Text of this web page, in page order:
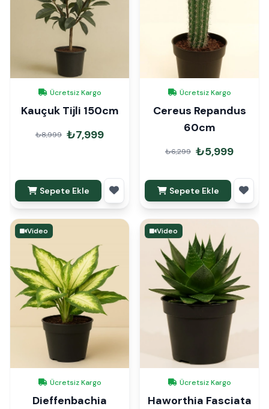
Ücretsiz Kargo
Kauçuk Tijli 150cm
₺8,999 ₺7,999
Sepete Ekle
Ücretsiz Kargo
Cereus Repandus
60cm
₺6,299 ₺5,999
Sepete Ekle
Video
Ücretsiz Kargo
Dieffenbachia
Video
Ücretsiz Kargo
Haworthia Fasciata